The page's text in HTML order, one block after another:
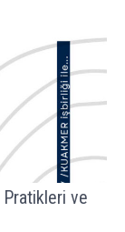
Pratikleri ve